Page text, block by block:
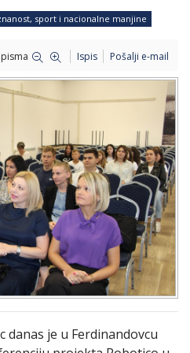
sport i nacionalne manjine
Ispis Pošalji e-mail
je u Ferdinandovcu